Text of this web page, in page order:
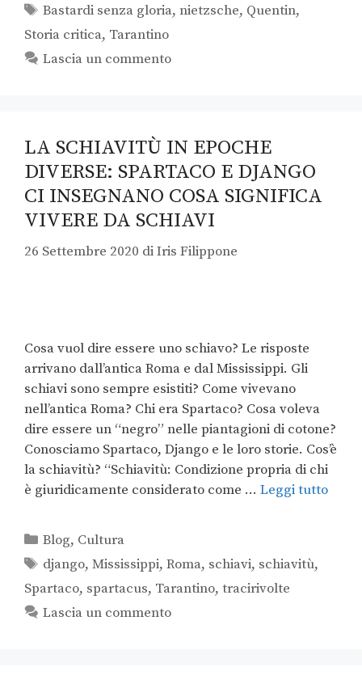
Bastardi senza gloria,nietzsche, Quentin,
Storia critica, Tarantino
Lascia un commento
LA SCHIAVITÙ IN EPOCHE
DIVERSE: SPARTACO E DJANGO
CI INSEGNANO COSA SIGNIFICA
VIVERE DA SCHIAVI
26 Settembre 2020 diIris Filippone
Cosa vuol dire essere uno schiavo? Le risposte
arrivano dall’antica Roma e dal Mississippi. Gli
schiavi sono sempre esistiti? Come vivevano
nell’antica Roma? Chi era Spartaco? Cosa voleva
dire essere un “negro” nelle piantagioni di cotone?
Conosciamo Spartaco, Django e le loro storie. Cos’è
la schiavitù? “Schiavitù: Condizione propria di chi
è giuridicamente considerato come … Leggi tutto
Blog, Cultura
django,Mississippi,Roma, schiavi, schiavitù,
Spartaco, spartacus, Tarantino, tracirivolte
Lascia un commento